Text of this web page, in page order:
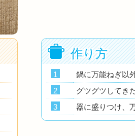
作り方
1
鍋に万能ねぎ以
2
グツグツしてき
3
器に盛りつけ、